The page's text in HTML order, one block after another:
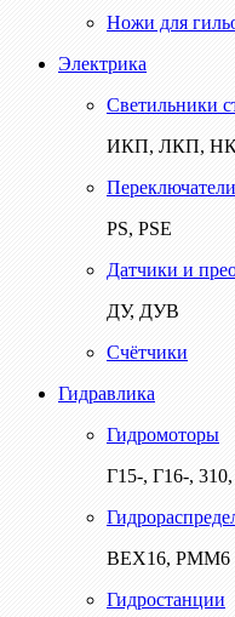
Ножи для
Электрика
Светильники
ИКП, ЛКП,
Переключатели
PS, PSE
Датчики и
ДУ, ДУВ
Счётчики
Гидравлика
Гидромоторы
Г15-, Г16-,
ВЕХ16, РММ6 ,
Гидростанции